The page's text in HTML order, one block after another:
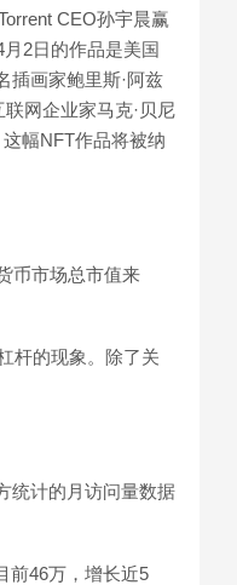
CEO孙宇晨赢
2日的作品是美国
插画家鲍里斯·阿兹
网企业家马克·贝尼
幅NFT作品将被纳
币市场总市值来
杆的现象。除了关
统计的月访问量数据
前46万，增长近5